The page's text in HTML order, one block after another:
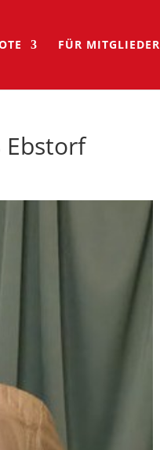
FÜR MITGLIEDER
Ebstorf